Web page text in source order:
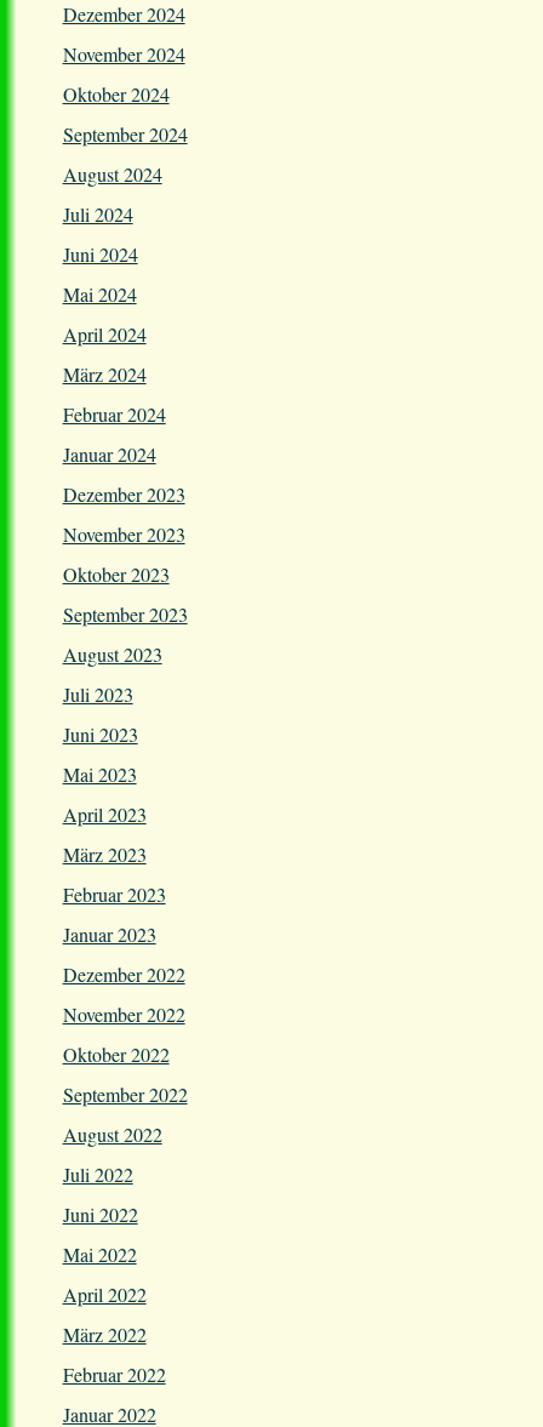
Dezember 2024
November 2024
Oktober 2024
September 2024
August 2024
Juli 2024
Juni 2024
Mai 2024
April 2024
März 2024
Februar 2024
Januar 2024
Dezember 2023
November 2023
Oktober 2023
September 2023
August 2023
Juli 2023
Juni 2023
Mai 2023
April 2023
März 2023
Februar 2023
Januar 2023
Dezember 2022
November 2022
Oktober 2022
September 2022
August 2022
Juli 2022
Juni 2022
Mai 2022
April 2022
März 2022
Februar 2022
Januar 2022